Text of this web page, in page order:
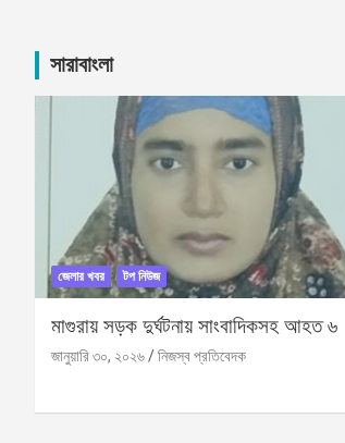
সারাবাংলা
জেলার খবর টপ নিউজ
মাগুরায় সড়ক দুর্ঘটনায় সাংবাদিকসহ আহত ৬
জানুয়ারি ৩০, ২০২৬ নিজস্ব প্রতিবেদক